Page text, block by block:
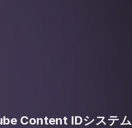
Content IDシステム